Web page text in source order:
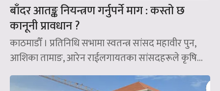
बाँदर आतङ्क नियन्त्रण गर्नुपर्ने माग : कस्तो छ
कानूनी प्रावधान ?
काठमाडौँ । प्रतिनिधि सभामा स्वतन्त्र सांसद महावीर पुन,
आशिका तामाङ, आरेन राईलगायतका सांसदहरूले कृषि...